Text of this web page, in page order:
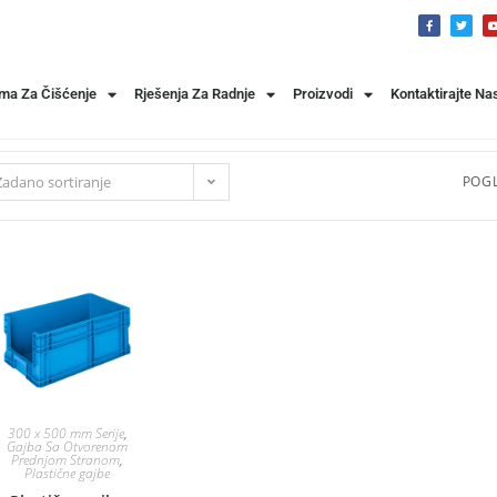
Za Čišćenje Rješenja Za Radnje Proizvodi Kontaktirajte
sortiranje
300 x 500 mm Serije,
Gajba Sa Otvorenom
Prednjom Stranom,
Plastične gajbe